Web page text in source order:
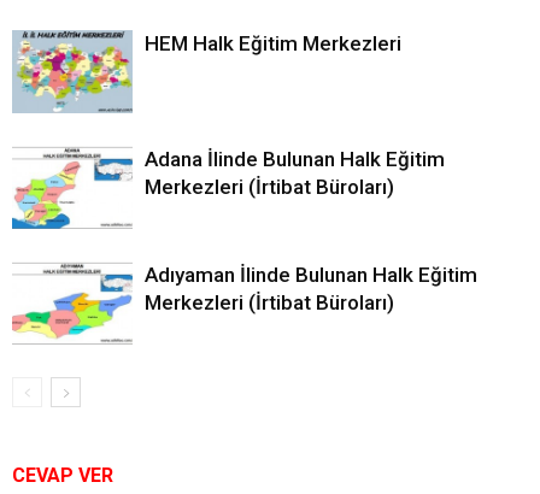
HEM Halk Eğitim Merkezleri
Adana İlinde Bulunan Halk Eğitim
Merkezleri (İrtibat Büroları)
Adıyaman İlinde Bulunan Halk Eğitim
Merkezleri (İrtibat Büroları)
CEVAP VER